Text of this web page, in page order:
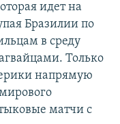
идет на
Бразилии по
в среду
Только
напрямую
матчи с